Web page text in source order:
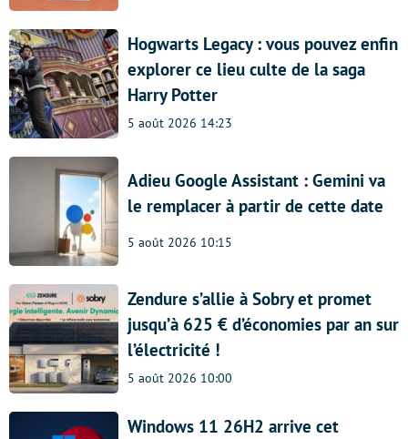
Hogwarts Legacy : vous pouvez enfin
explorer ce lieu culte de la saga
Harry Potter
5 août 2026 14:23
Adieu Google Assistant : Gemini va
le remplacer à partir de cette date
5 août 2026 10:15
Zendure s’allie à Sobry et promet
jusqu’à 625 € d’économies par an sur
l’électricité !
5 août 2026 10:00
Windows 11 26H2 arrive cet